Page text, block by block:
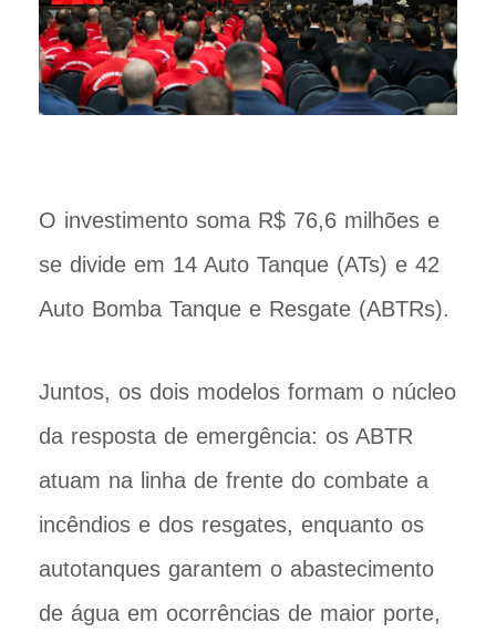
O investimento soma R$ 76,6 milhões e
se divide em 14 Auto Tanque (ATs) e 42
Auto Bomba Tanque e Resgate (ABTRs).
Juntos, os dois modelos formam o núcleo
da resposta de emergência: os ABTR
atuam na linha de frente do combate a
incêndios e dos resgates, enquanto os
autotanques garantem o abastecimento
de água em ocorrências de maior porte,